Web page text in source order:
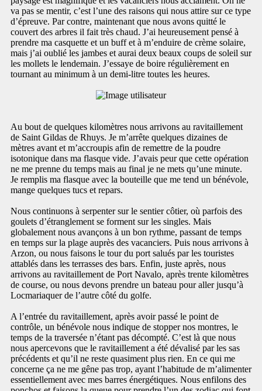
va pas se mentir, c’est l’une des raisons qui nous attire sur ce type
d’épreuve. Par contre, maintenant que nous avons quitté le
couvert des arbres il fait très chaud. J’ai heureusement pensé à
prendre ma casquette et un buff et à m’enduire de crème solaire,
mais j’ai oublié les jambes et aurai deux beaux coups de soleil sur
les mollets le lendemain. J’essaye de boire régulièrement en
tournant au minimum à un demi-litre toutes les heures.
Au bout de quelques kilomètres nous arrivons au ravitaillement
de Saint Gildas de Rhuys. Je m’arrête quelques dizaines de
mètres avant et m’accroupis afin de remettre de la poudre
isotonique dans ma flasque vide. J’avais peur que cette opération
ne me prenne du temps mais au final je ne mets qu’une minute.
Je remplis ma flasque avec la bouteille que me tend un bénévole,
mange quelques tucs et repars.
Nous continuons à serpenter sur le sentier côtier, où parfois des
goulets d’étranglement se forment sur les singles. Mais
globalement nous avançons à un bon rythme, passant de temps
en temps sur la plage auprès des vacanciers. Puis nous arrivons à
Arzon, ou nous faisons le tour du port salués par les touristes
attablés dans les terrasses des bars. Enfin, juste après, nous
arrivons au ravitaillement de Port Navalo, après trente kilomètres
de course, ou nous devons prendre un bateau pour aller jusqu’à
Locmariaquer de l’autre côté du golfe.
A l’entrée du ravitaillement, après avoir passé le point de
contrôle, un bénévole nous indique de stopper nos montres, le
temps de la traversée n’étant pas décompté. C’est là que nous
nous apercevons que le ravitaillement a été dévalisé par les sas
précédents et qu’il ne reste quasiment plus rien. En ce qui me
concerne ça ne me gêne pas trop, ayant l’habitude de m’alimenter
essentiellement avec mes barres énergétiques. Nous enfilons des